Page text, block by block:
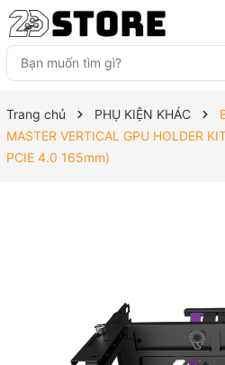
Trang chủ PHỤ KIỆN KHÁC
MASTER VERTICAL GPU HOLDER
PCIE 4.0 165mm)